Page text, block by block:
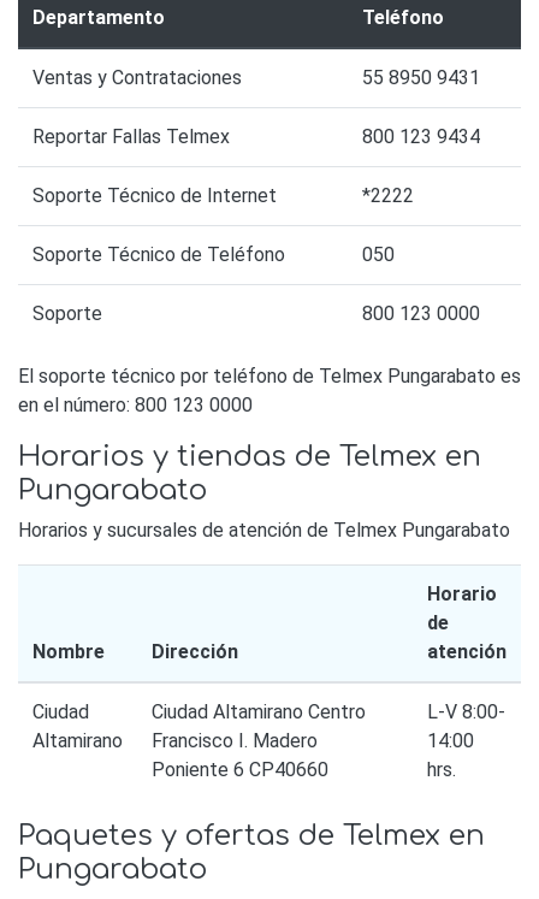
Departamento Teléfono
Ventas y Contrataciones 55 8950 9431
Reportar Fallas Telmex 800 123 9434
Soporte Técnico de Internet *2222
Soporte Técnico de Teléfono 050
Soporte 800 123 0000
El soporte técnico por teléfono de Telmex Pungarabato es
en el número: 800 123 0000
Horarios y tiendas de Telmex en
Pungarabato
Horarios y sucursales de atención de Telmex Pungarabato
Nombre Dirección
Horario
de
atención
Ciudad
Altamirano
Ciudad Altamirano Centro
Francisco I. Madero
Poniente 6 CP40660
L-V 8:00-
14:00
hrs.
Paquetes y ofertas de Telmex en
Pungarabato